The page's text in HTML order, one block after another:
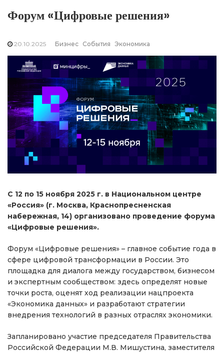
Форум «Цифровые решения»
20.10.2025 Бизнес События Экономика
С 12 по 15 ноября 2025 г. в Национальном центре
«Россия» (г. Москва, Краснопресненская
набережная, 14) организовано проведение форума
«Цифровые решения».
Форум «Цифровые решения» – главное событие года в
сфере цифровой трансформации в России. Это
площадка для диалога между государством, бизнесом
и экспертным сообществом: здесь определят новые
точки роста, оценят ход реализации нацпроекта
«Экономика данных» и разработают стратегии
внедрения технологий в разных отраслях экономики.
Запланировано участие председателя Правительства
Российской Федерации М.В. Мишустина, заместителя